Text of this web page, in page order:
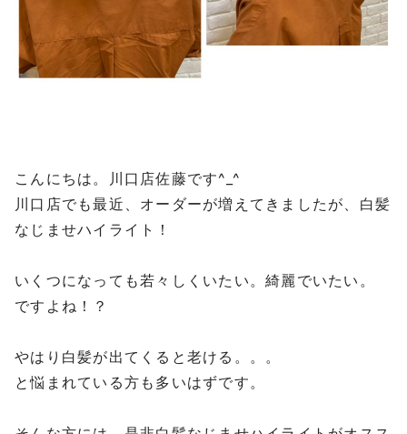
こんにちは。川口店佐藤です^_^
川口店でも最近、オーダーが増えてきましたが、白髪
なじませハイライト！
いくつになっても若々しくいたい。綺麗でいたい。
ですよね！？
やはり白髪が出てくると老ける。。。
と悩まれている方も多いはずです。